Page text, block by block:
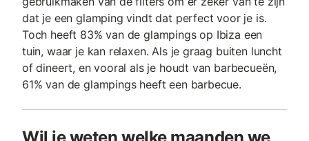
dat je een glamping vindt dat perfect voor je is.
Toch heeft 83% van de glampings op Ibiza een
tuin, waar je kan relaxen. Als je graag buiten luncht
of dineert, en vooral als je houdt van barbecueën,
61% van de glampings heeft een barbecue.